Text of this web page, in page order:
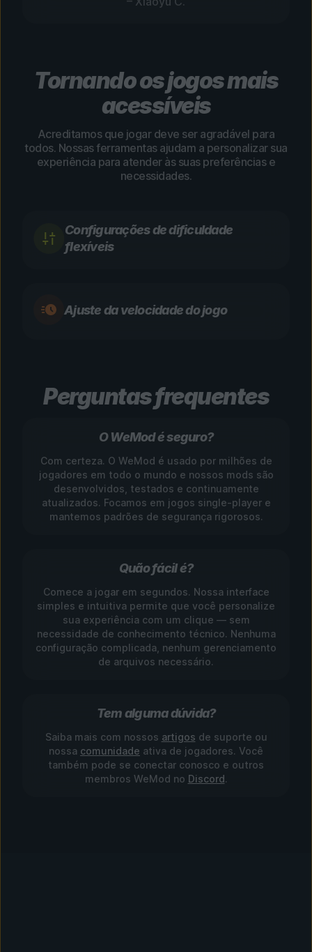
Tornando os jogos mais
acessíveis
Acreditamos que jogar deve ser agradável para
todos. Nossas ferramentas ajudam a personalizar sua
experiência para atender às suas preferências e
necessidades.
Configurações de dificuldade
flexíveis
Ajuste da velocidade do jogo
Perguntas frequentes
O WeMod é seguro?
Com certeza. O WeMod é usado por milhões de
jogadores em todo o mundo e nossos mods são
desenvolvidos, testados e continuamente
atualizados. Focamos em jogos single-player e
mantemos padrões de segurança rigorosos.
Quão fácil é?
Comece a jogar em segundos. Nossa interface
simples e intuitiva permite que você personalize
sua experiência com um clique — sem
necessidade de conhecimento técnico. Nenhuma
configuração complicada, nenhum gerenciamento
de arquivos necessário.
Tem alguma dúvida?
Saiba mais com nossos artigos de suporte ou
nossa comunidade ativa de jogadores. Você
também pode se conectar conosco e outros
membros WeMod no Discord.